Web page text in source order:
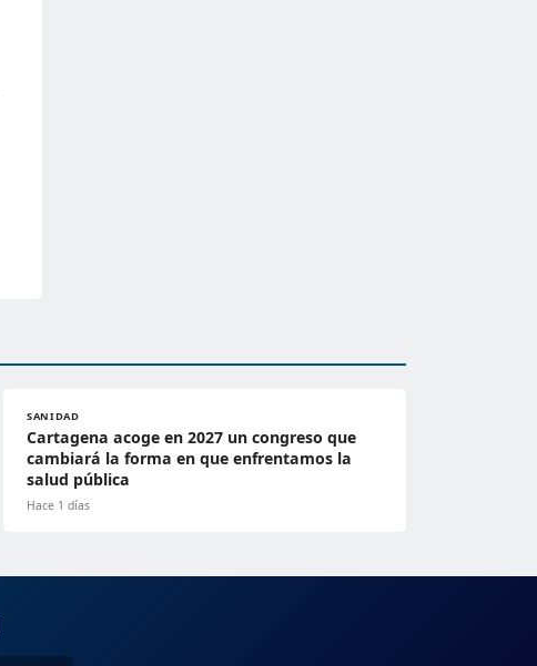
SANIDAD
Cartagena acoge en 2027 un congreso que
cambiará la forma en que enfrentamos la
salud pública
Hace 1 días